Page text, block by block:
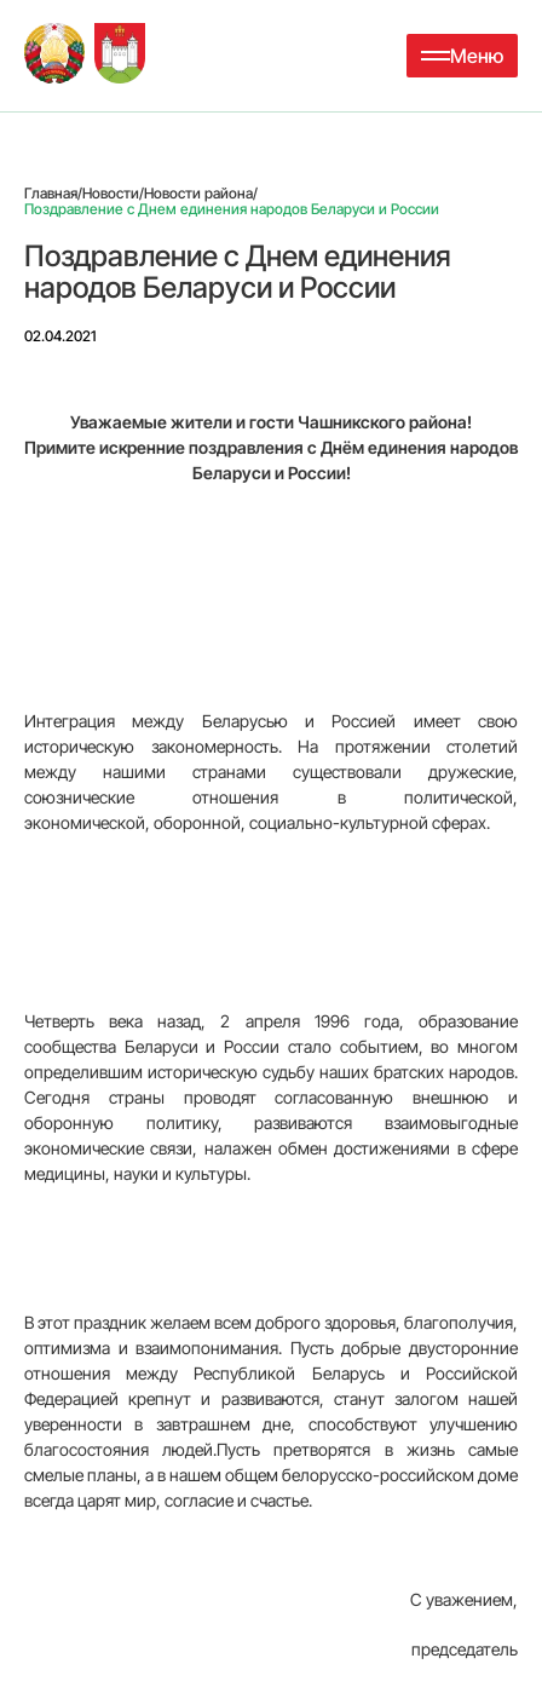
Меню
Главная/Новости/Новости района/
Поздравление с Днем единения народов Беларуси и России
Поздравление с Днем единения
народов Беларуси и России
02.04.2021
Уважаемые жители и гости Чашникского района!
Примите искренние поздравления с Днём единения народов
Беларуси и России!
Интеграция между Беларусью и Россией имеет свою
историческую закономерность. На протяжении столетий
между нашими странами существовали дружеские,
союзнические отношения в политической,
экономической, оборонной, социально-культурной сферах.
Четверть века назад, 2 апреля 1996 года, образование
сообщества Беларуси и России стало событием, во многом
определившим историческую судьбу наших братских народов.
Сегодня страны проводят согласованную внешнюю и
оборонную политику, развиваются взаимовыгодные
экономические связи, налажен обмен достижениями в сфере
медицины, науки и культуры.
В этот праздник желаем всем доброго здоровья, благополучия,
оптимизма и взаимопонимания. Пусть добрые двусторонние
отношения между Республикой Беларусь и Российской
Федерацией крепнут и развиваются, станут залогом нашей
уверенности в завтрашнем дне, способствуют улучшению
благосостояния людей.Пусть претворятся в жизнь самые
смелые планы, а в нашем общем белорусско-российском доме
всегда царят мир, согласие и счастье.
С уважением,
председатель